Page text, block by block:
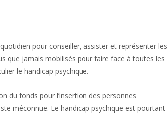
pour conseiller, assister et représenter les
que jamais mobilisés pour faire face à toutes les
le handicap psychique.
du fonds pour l’insertion des personnes
méconnue. Le handicap psychique est pourtant